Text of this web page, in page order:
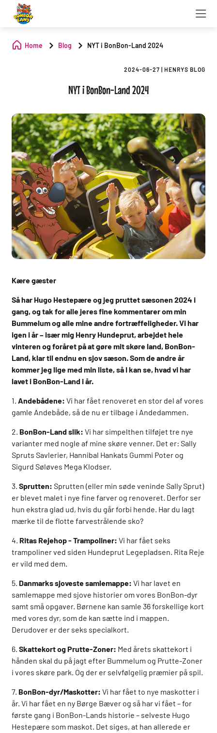
Home Blog NYT i BonBon-Land 2024
2024-06-27 HENRYS BLOG
NYT i BonBon-Land 2024
Kære gæster
Så har Hugo Hestepære og jeg pruttet sæsonen 2024 i
gang, og tak for alle jeres fine kommentarer om min
Bummelum og alle mine andre fortræffeligheder. Vi har
igen i år – især mig Henry Hundeprut, arbejdet hele
vinteren og foråret på at gøre mit skøre land, BonBon-
Land, klar til endnu en sjov sæson. Som de andre år
kommer jeg lige med min liste, så I kan se, hvad vi har
lavet i BonBon-Land i år.
1. Andebådene: Vi har fået renoveret en stor del af vores
gamle Andebåde, så de nu er tilbage i Andedammen.
2. BonBon-Land slik: Vi har simpelthen tilføjet tre nye
varianter med nogle af mine skøre venner. Det er: Sally
Spruts Savlerier, Hannibal Hankats Gummi Poter og
Sigurd Søløves Mega Klodser.
3. Sprutten: Sprutten (eller min søde veninde Sally Sprut)
er blevet malet i nye fine farver og renoveret. Derfor ser
hun ekstra glad ud, hvis du går forbi hende. Har du lagt
mærke til de flotte farvestrålende sko?
4. Ritas Rejehop - Trampoliner: Vi har fået seks
trampoliner ved siden Hundeprut Legepladsen. Rita Reje
er vild med dem.
5. Danmarks sjoveste samlemappe: Vi har lavet en
samlemappe med sjove historier om vores BonBon-dyr
samt små opgaver. Børnene kan samle 36 forskellige kort
med vores dyr, som de kan sætte ind i mappen.
Derudover er der seks specialkort.
6. Skattekort og Prutte-Zoner: Med årets skattekort i
hånden skal du på jagt efter Bummelum og Prutte-Zoner
i vores skøre park. Og der er selvfølgelig præmier på spil.
7. BonBon-dyr/Maskotter: Vi har fået to nye maskotter i
år. Vi har fået en ny Børge Bæver og så har vi fået – for
første gang i BonBon-Lands historie – selveste Hugo
Hestepære som maskot. Det siges, at han allerede er